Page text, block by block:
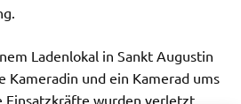
Ladenlokal in Sankt Augustin
Kameradin und ein Kamerad ums
Einsatzkräfte wurden verletzt.